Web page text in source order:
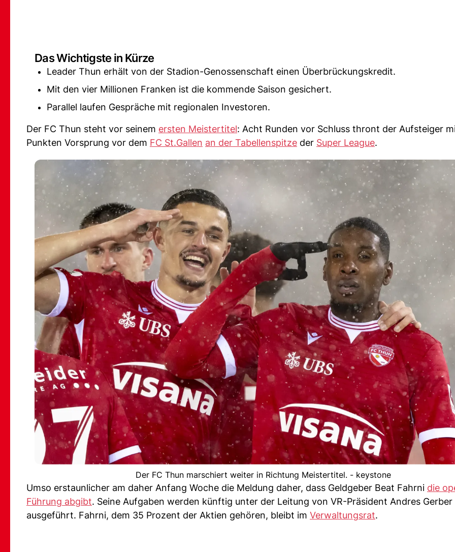
Das Wichtigste in Kürze
Leader Thun erhält von der Stadion-Genossenschaft einen Überbrückungskredit.
Mit den vier Millionen Franken ist die kommende Saison gesichert.
Parallel laufen Gespräche mit regionalen Investoren.
Der FC Thun steht vor seinem ersten Meistertitel: Acht Runden vor Schluss thront der Aufsteiger
Punkten Vorsprung vor dem FC St.Gallen an der Tabellenspitze der Super League.
Der FC Thun marschiert weiter in Richtung Meistertitel. - keystone
Umso erstaunlicher am daher Anfang Woche die Meldung daher, dass Geldgeber Beat Fahrni die
Führung abgibt. Seine Aufgaben werden künftig unter der Leitung von VR-Präsident Andres Gerber
ausgeführt. Fahrni, dem 35 Prozent der Aktien gehören, bleibt im Verwaltungsrat.